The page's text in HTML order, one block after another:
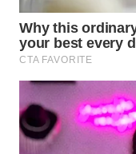
WAHANA
ADVOKAT
WAHANA
INFRASTRUKTUR
WAHANA